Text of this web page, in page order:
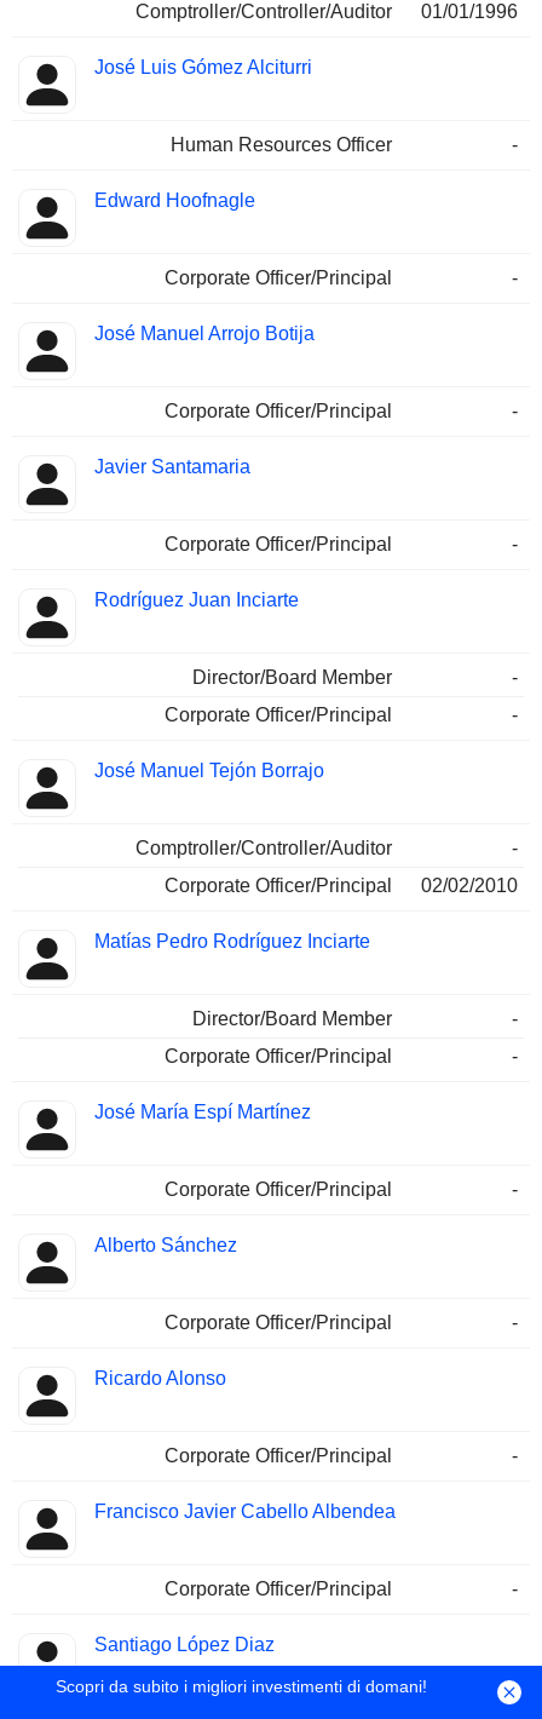
Comptroller/Controller/Auditor 01/01/1996
José Luis Gómez Alciturri
Human Resources Officer -
Edward Hoofnagle
Corporate Officer/Principal -
José Manuel Arrojo Botija
Corporate Officer/Principal -
Javier Santamaria
Corporate Officer/Principal -
Rodríguez Juan Inciarte
Director/Board Member
-
Corporate Officer/Principal
-
José Manuel Tejón Borrajo
Comptroller/Controller/Auditor
-
Corporate Officer/Principal
02/02/2010
Matías Pedro Rodríguez Inciarte
Director/Board Member
-
Corporate Officer/Principal
-
José María Espí Martínez
Corporate Officer/Principal -
Alberto Sánchez
Corporate Officer/Principal -
Ricardo Alonso
Corporate Officer/Principal -
Francisco Javier Cabello Albendea
Corporate Officer/Principal -
Santiago López Diaz
Scopri da subito i migliori investimenti di domani!